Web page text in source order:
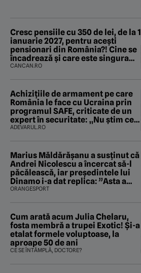
Cresc pensiile cu 350 de lei, de la 1
ianuarie 2027, pentru acești
pensionari din România?! Cine se
încadrează și care este singura
condiție
CANCAN.RO
Achizițiile de armament pe care
România le face cu Ucraina prin
programul SAFE, criticate de un
expert în securitate: „Nu știm ce
arme ne trebuie”
ADEVARUL.RO
Marius Măldărăşanu a susţinut că
Andrei Nicolescu a încercat să-l
păcălească, iar preşedintele lui
Dinamo i-a dat replica: ”Asta a
fost istoria”
ORANGESPORT
Cum arată acum Julia Chelaru,
fosta membră a trupei Exotic! Și-a
etalat formele voluptoase, la
aproape 50 de ani
CE SE ÎNTÂMPLĂ, DOCTORE?